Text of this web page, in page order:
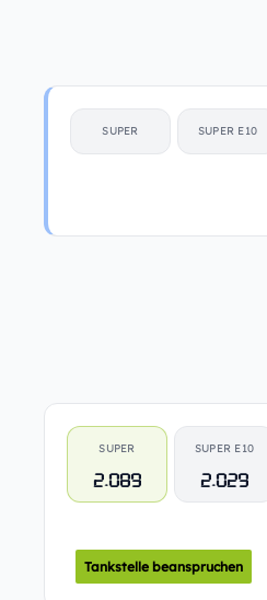
SUPER SUPER E10
SUPER
2.089
SUPER E10
2.029
Tankstelle beanspruchen